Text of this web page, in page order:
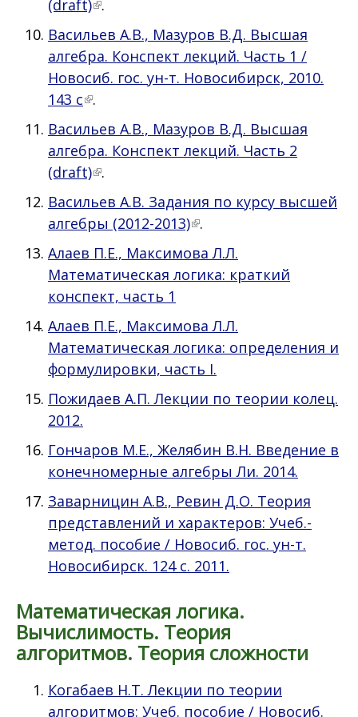
(draft) .
Васильев А.В., Мазуров В.Д. Высшая
алгебра. Конспект лекций. Часть 1 /
Новосиб. гос. ун-т. Новосибирск, 2010.
143 с .
Васильев А.В., Мазуров В.Д. Высшая
алгебра. Конспект лекций. Часть 2
(draft) .
Васильев А.В. Задания по курсу высшей
алгебры (2012-2013) .
Алаев П.Е., Максимова Л.Л.
Математическая логика: краткий
конспект, часть 1
Алаев П.Е., Максимова Л.Л.
Математическая логика: определения и
формулировки, часть I.
Пожидаев А.П. Лекции по теории колец.
2012.
Гончаров М.Е., Желябин В.Н. Введение в
конечномерные алгебры Ли. 2014.
Заварницин А.В., Ревин Д.О. Теория
представлений и характеров: Учеб.-
метод. пособие / Новосиб. гос. ун-т.
Новосибирск. 124 с. 2011.
Математическая логика.
Вычислимость. Теория
алгоритмов. Теория сложности
Когабаев Н.Т. Лекции по теории
алгоритмов: Учеб. пособие / Новосиб.